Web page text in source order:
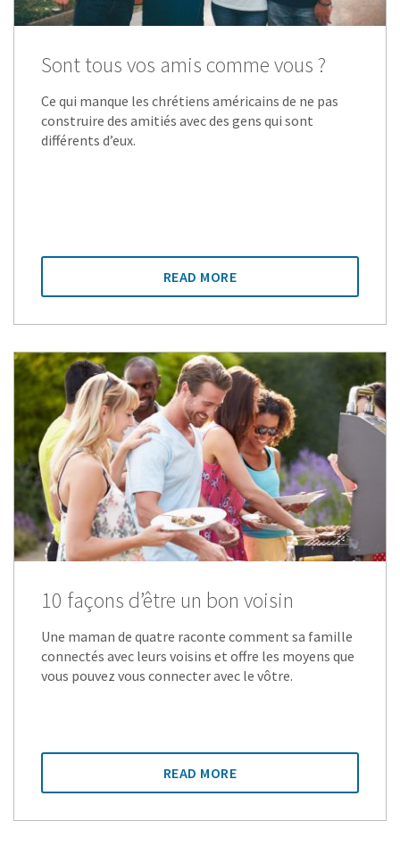
Sont tous vos amis comme vous ?
Ce qui manque les chrétiens américains de ne pas
construire des amitiés avec des gens qui sont
différents d’eux.
READ MORE
10 façons d’être un bon voisin
Une maman de quatre raconte comment sa famille
connectés avec leurs voisins et offre les moyens que
vous pouvez vous connecter avec le vôtre.
READ MORE